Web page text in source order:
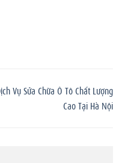
Vụ Sửa Chữa Ô Tô Chất Lượng
Cao Tại Hà Nội